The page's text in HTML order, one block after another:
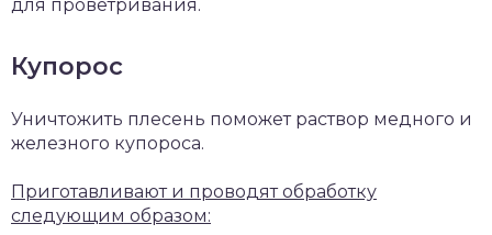
для проветривания.
Купорос
Уничтожить плесень поможет раствор медного и
железного купороса.
Приготавливают и проводят обработку
следующим образом: